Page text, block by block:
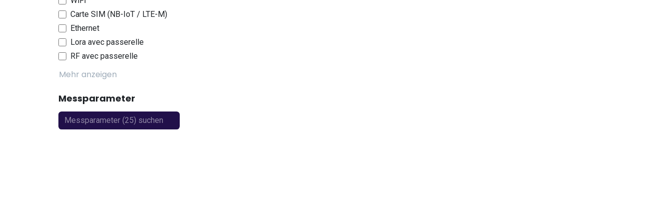
Carte SIM (NB-IoT / LTE-M)
Ethernet
Lora avec passerelle
RF avec passerelle
Mehr anzeigen
Messparameter